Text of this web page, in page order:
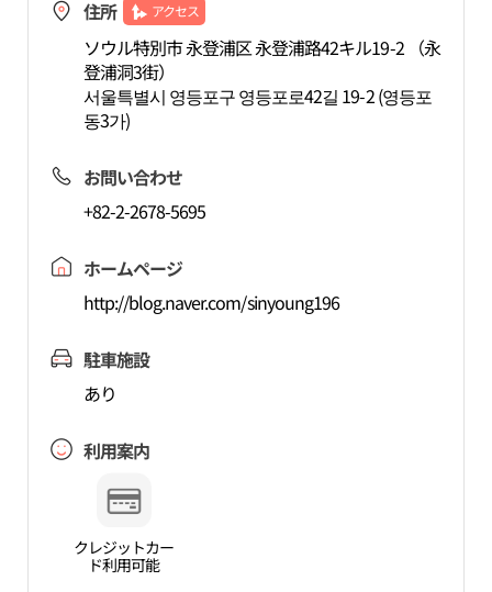
住所 アクセス
ソウル特別市 永登浦区 永登浦路42キル19-2 （永
登浦洞3街）
서울특별시 영등포구 영등포로42길 19-2 (영등포
동3가)
お問い合わせ
+82-2-2678-5695
ホームページ
http://blog.naver.com/sinyoung196
駐車施設
あり
利用案内
クレジットカー
ド利用可能